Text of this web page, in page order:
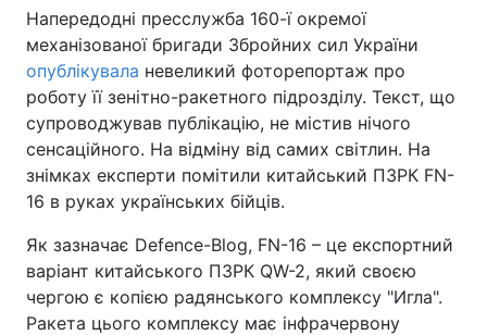
Техно і зв'язок Лайт
Зброя Інциденти
Здоров'я Туризм
Цікавинки Погода
Лонгріди
Напередодні пресслужба 160-ї окремої
механізованої бригади Збройних сил України
опублікувала невеликий фоторепортаж про
роботу її зенітно-ракетного підрозділу. Текст, що
супроводжував публікацію, не містив нічого
сенсаційного. На відміну від самих світлин. На
знімках експерти помітили китайський ПЗРК FN-
16 в руках українських бійців.
Як зазначає Defence-Blog, FN-16 – це експортний
варіант китайського ПЗРК QW-2, який своєю
чергою є копією радянського комплексу "Игла".
Ракета цього комплексу має інфрачервону